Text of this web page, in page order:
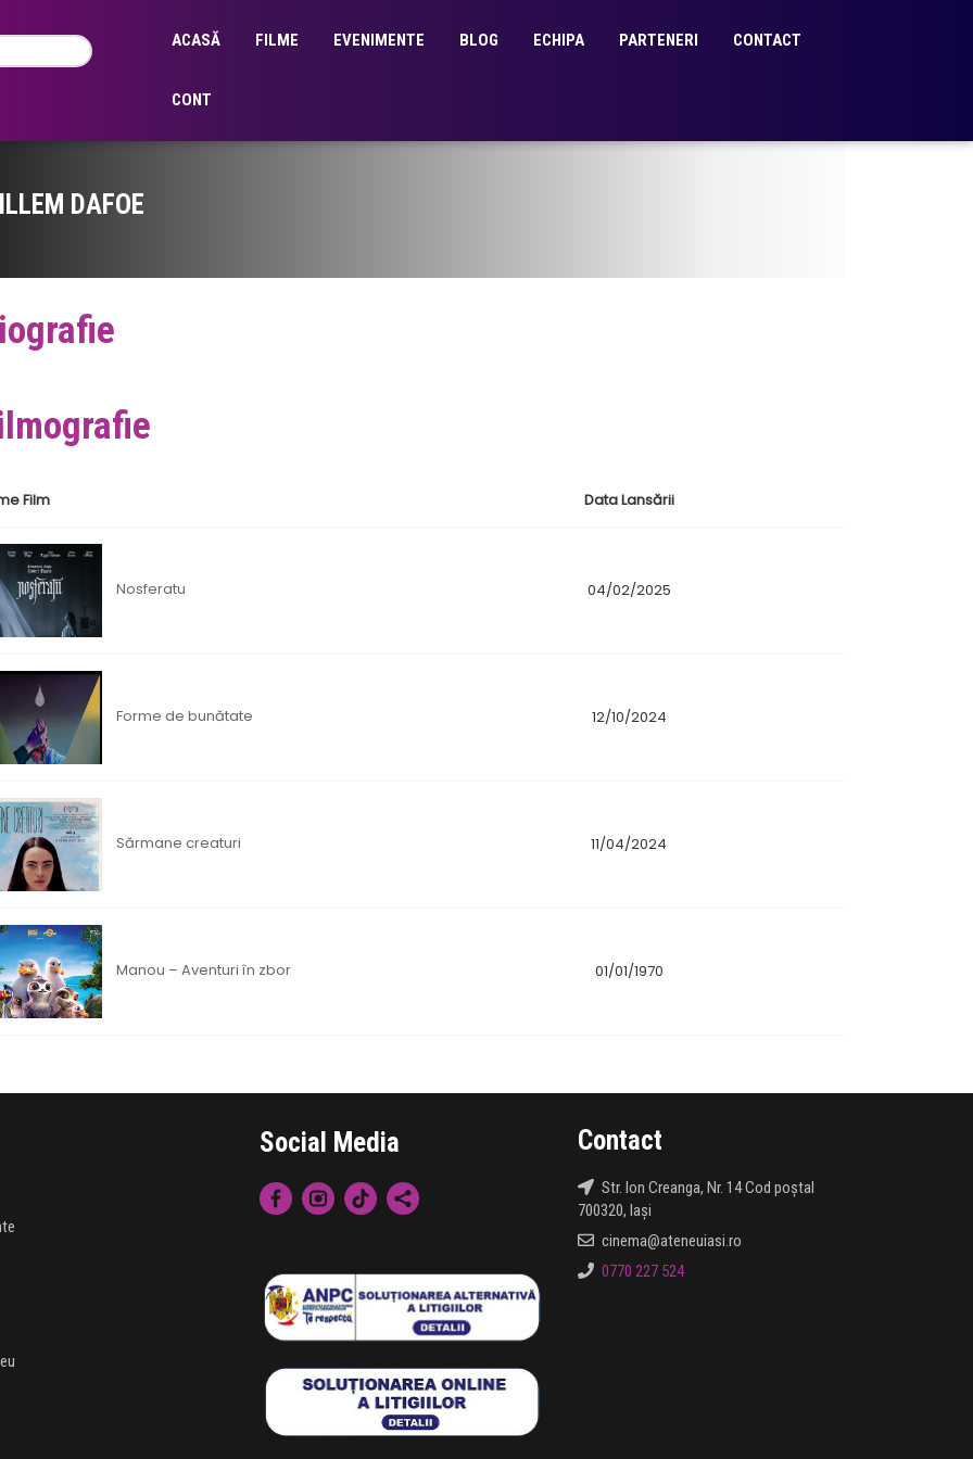
ACASĂ FILME EVENIMENTE BLOG ECHIPA PARTENERI CONTACT
CONT
DAFOE
Film Data Lansării
Nosferatu 04/02/2025
Forme de bunătate 12/10/2024
Sărmane creaturi 11/04/2024
Manou – Aventuri în zbor 01/01/1970
Social Media Contact
Str. Ion Creanga, Nr. 14 Cod poștal
700320, Iași
cinema@ateneuiasi.ro
0770 227 524